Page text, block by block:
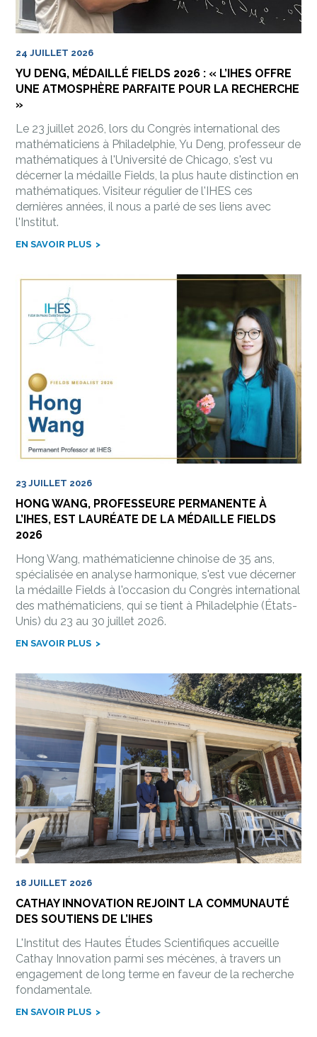
24 JUILLET 2026
YU DENG, MÉDAILLÉ FIELDS 2026 : « L’IHES OFFRE
UNE ATMOSPHÈRE PARFAITE POUR LA RECHERCHE
»
Le 23 juillet 2026, lors du Congrès international des
mathématiciens à Philadelphie, Yu Deng, professeur de
mathématiques à l'Université de Chicago, s'est vu
décerner la médaille Fields, la plus haute distinction en
mathématiques. Visiteur régulier de l'IHES ces
dernières années, il nous a parlé de ses liens avec
l'Institut.
EN SAVOIR PLUS
23 JUILLET 2026
HONG WANG, PROFESSEURE PERMANENTE À
L’IHES, EST LAURÉATE DE LA MÉDAILLE FIELDS
2026
Hong Wang, mathématicienne chinoise de 35 ans,
spécialisée en analyse harmonique, s'est vue décerner
la médaille Fields à l'occasion du Congrès international
des mathématiciens, qui se tient à Philadelphie (États-
Unis) du 23 au 30 juillet 2026.
EN SAVOIR PLUS
18 JUILLET 2026
CATHAY INNOVATION REJOINT LA COMMUNAUTÉ
DES SOUTIENS DE L’IHES
L'Institut des Hautes Études Scientifiques accueille
Cathay Innovation parmi ses mécènes, à travers un
engagement de long terme en faveur de la recherche
fondamentale.
EN SAVOIR PLUS